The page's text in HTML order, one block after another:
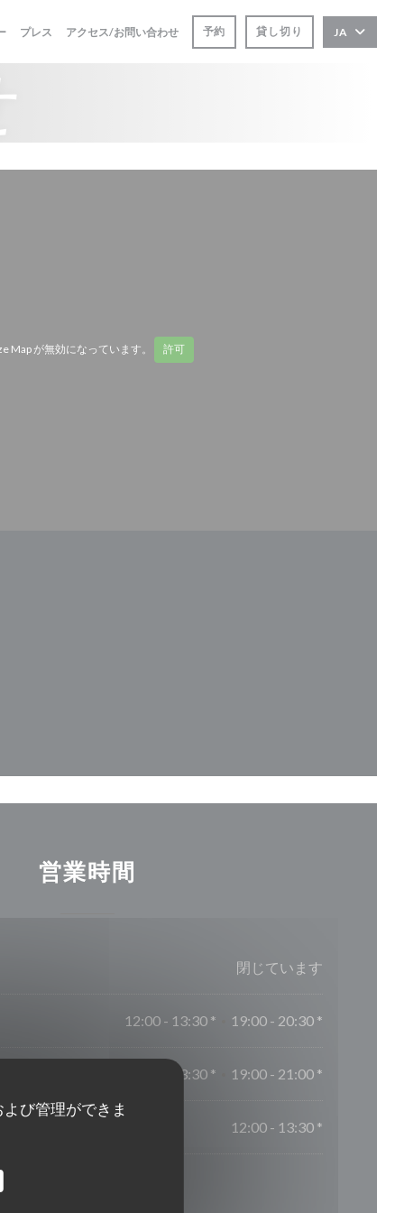
び管理ができま
プレス アクセス/お問い合わせ 予約 貸し切り JA
Map が無効になっています。 許可
営業時間
閉じています
12:00 - 13:30 * 19:00 - 20:30 *
12:00 - 13:30 * 19:00 - 21:00 *
12:00 - 13:30 *